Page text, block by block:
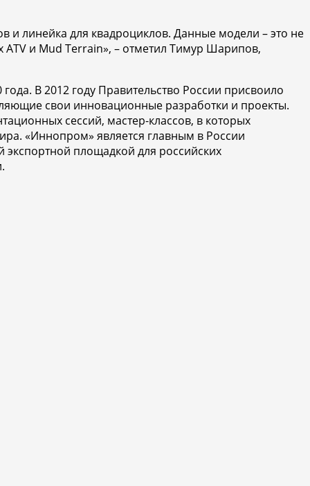
и линейка для квадроциклов. Данные модели – это не
ATV и Mud Terrain», – отметил Тимур Шарипов,
В 2012 году Правительство России присвоило
свои инновационные разработки и проекты.
сессий, мастер-классов, в которых
«Иннопром» является главным в России
площадкой для российских